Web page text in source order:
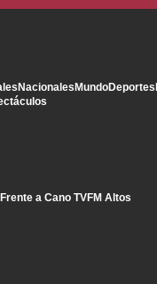
NacionalesMundoDeportes
Frente a Cano TVFM Altos